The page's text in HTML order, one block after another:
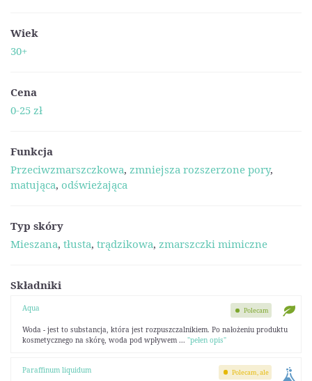
Wiek
30+
Cena
0-25 zł
Funkcja
Przeciwzmarszczkowa, zmniejsza rozszerzone pory,
matująca, odświeżająca
Typ skóry
Mieszana, tłusta, trądzikowa, zmarszczki mimiczne
Składniki
Aqua
Woda - jest to substancja, która jest rozpuszczalnikiem. Po nałożeniu produktu
kosmetycznego na skórę, woda pod wpływem ... "pełen opis"
Polecam
Paraffinum liquidum Polecam, ale